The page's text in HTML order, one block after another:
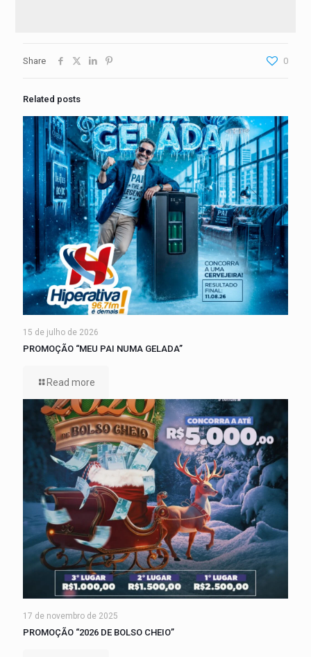
Share 0
Related posts
15 de julho de 2026
PROMOÇÃO “MEU PAI NUMA GELADA”
Read more
17 de novembro de 2025
PROMOÇÃO “2026 DE BOLSO CHEIO”